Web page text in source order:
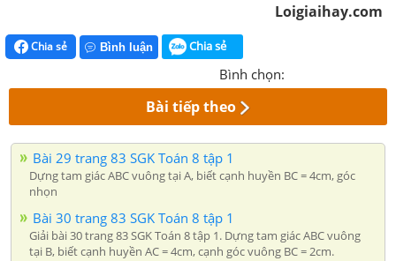
Loigiaihay.com
Chia sẻ Bình luận Chia sẻ
Bình chọn:
Bài tiếp theo
Bài 29 trang 83 SGK Toán 8 tập 1
Dựng tam giác ABC vuông tại A, biết cạnh huyền BC = 4cm, góc
nhọn
Bài 30 trang 83 SGK Toán 8 tập 1
Giải bài 30 trang 83 SGK Toán 8 tập 1. Dựng tam giác ABC vuông
tại B, biết cạnh huyền AC = 4cm, cạnh góc vuông BC = 2cm.